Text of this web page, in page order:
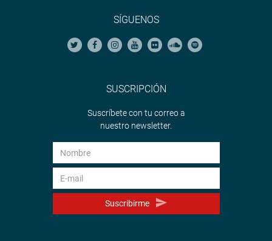
SÍGUENOS
SUSCRIPCIÓN
Suscríbete con tu correo a
nuestro newsletter.
Suscribirme